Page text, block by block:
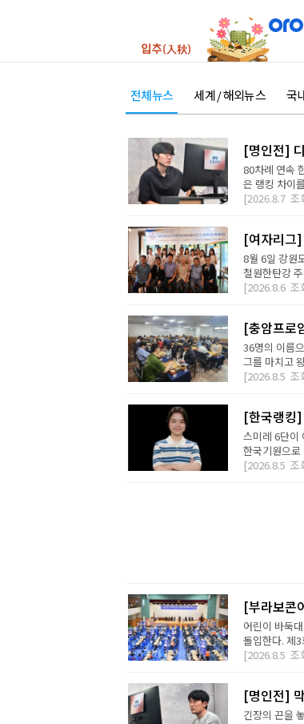
전체뉴스 세계 / 해외뉴스 국
[명인전]
80차례 연속
은 랭킹 차이
[2026.8.7 조
[여자리그
8월 6일 강원
철원한탄강
[2026.8.6 조
[충암프로
36명의 이름
그를 마치고
[2026.8.5 조
[한국랭킹
스미레 6단이
한국기원으로
[2026.8.5 조
[부라보콘
어린이 바둑
돌입한다. 제
[2026.8.5 조
[명인전]
긴장의 끈을